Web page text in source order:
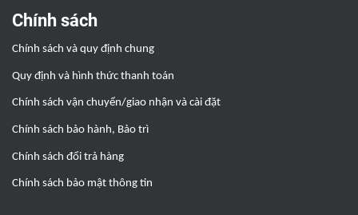
Chính sách
Chính sách và quy định chung
Quy định và hình thức thanh toán
Chính sách vận chuyển/giao nhận và cài đặt
Chính sách bảo hành, Bảo trì
Chính sách đổi trả hàng
Chính sách bảo mật thông tin